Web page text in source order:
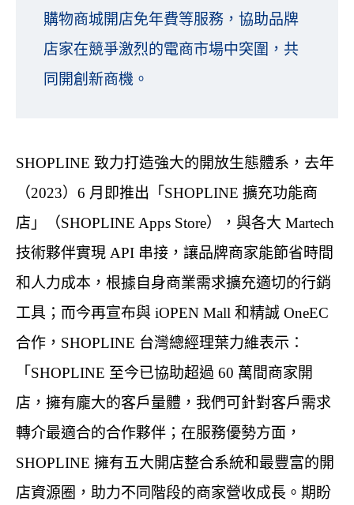
購物商城開店免年費等服務，協助品牌
店家在競爭激烈的電商市場中突圍，共
同開創新商機。
SHOPLINE 致力打造強大的開放生態體系，去年
（2023）6 月即推出「SHOPLINE 擴充功能商
店」（SHOPLINE Apps Store），與各大 Martech
技術夥伴實現 API 串接，讓品牌商家能節省時間
和人力成本，根據自身商業需求擴充適切的行銷
工具；而今再宣布與 iOPEN Mall 和精誠 OneEC
合作，SHOPLINE 台灣總經理葉力維表示：
「SHOPLINE 至今已協助超過 60 萬間商家開
店，擁有龐大的客戶量體，我們可針對客戶需求
轉介最適合的合作夥伴；在服務優勢方面，
SHOPLINE 擁有五大開店整合系統和最豐富的開
店資源圈，助力不同階段的商家營收成長。期盼